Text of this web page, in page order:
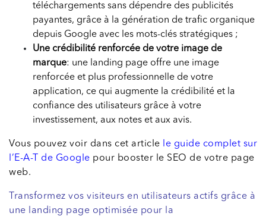
téléchargements sans dépendre des publicités
payantes, grâce à la génération de trafic organique
depuis Google avec les mots-clés stratégiques ;
Une crédibilité renforcée de votre image de
marque: une landing page offre une image
renforcée et plus professionnelle de votre
application, ce qui augmente la crédibilité et la
confiance des utilisateurs grâce à votre
investissement, aux notes et aux avis.
Vous pouvez voir dans cet article
le guide complet sur
l’E-A-T de Google pour booster le SEO de votre page
web.
Transformez vos visiteurs en utilisateurs actifs grâce à
une landing page optimisée pour la